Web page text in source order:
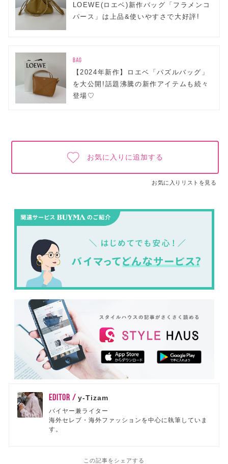
LOEWE(ロエベ)新作バッグ「フラメンコ
パース」は上品&使いやすさで大好評!
BAG
【2024年新作】ロエベ「パズルバッグ」
を大公開!話題沸騰の新作アイテムも続々
登場♡
お気に入りに追加する
お気に入りリストを見る
EDITOR /y-Tizam
バイヤー兼ライター
海外セレブ・海外ファッションを中心に執筆していま
す。
この記事をシェアする